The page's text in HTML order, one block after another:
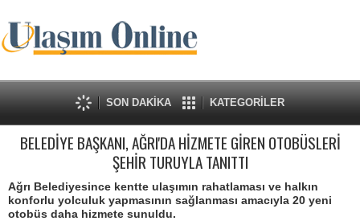
SON DAKİKA KATEGORİLER
BELEDİYE BAŞKANI, AĞRI'DA HİZMETE GİREN OTOBÜSLERİ
ŞEHİR TURUYLA TANITTI
Ağrı Belediyesince kentte ulaşımın rahatlaması ve halkın
konforlu yolculuk yapmasının sağlanması amacıyla 20 yeni
otobüs daha hizmete sunuldu.